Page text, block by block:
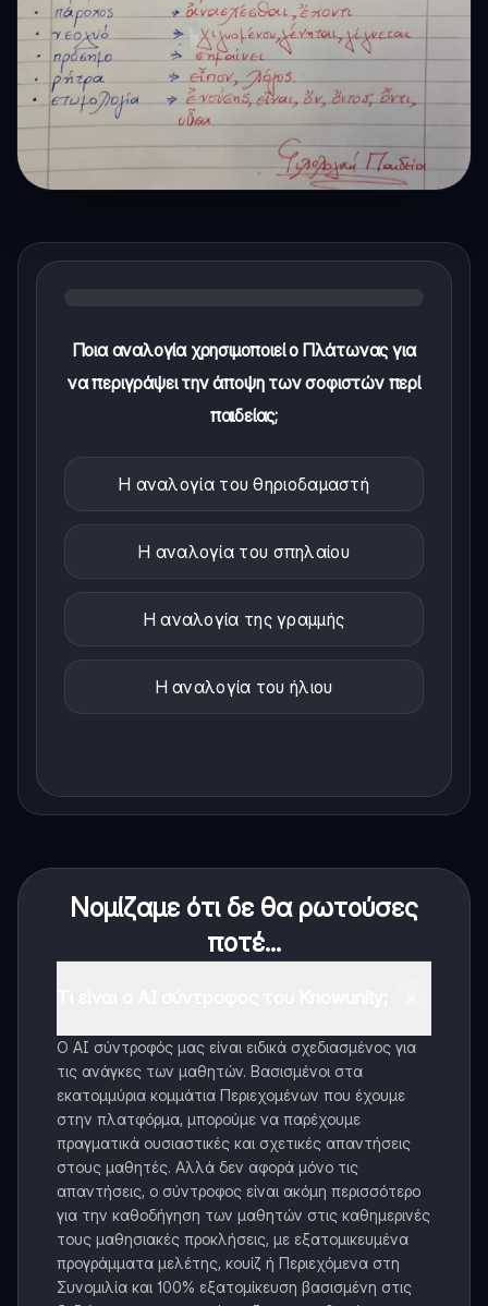
Ποια αναλογία χρησιμοποιεί ο Πλάτωνας για
να περιγράψει την άποψη των σοφιστών περί
παιδείας;
Η αναλογία του θηριοδαμαστή
Η αναλογία του σπηλαίου
Η αναλογία της γραμμής
Η αναλογία του ήλιου
Νομίζαμε ότι δε θα ρωτούσες
ποτέ...
Ο AI σύντροφός μας είναι ειδικά σχεδιασμένος για
τις ανάγκες των μαθητών. Βασισμένοι στα
εκατομμύρια κομμάτια Περιεχομένων που έχουμε
στην πλατφόρμα, μπορούμε να παρέχουμε
πραγματικά ουσιαστικές και σχετικές απαντήσεις
στους μαθητές. Αλλά δεν αφορά μόνο τις
απαντήσεις, ο σύντροφος είναι ακόμη περισσότερο
για την καθοδήγηση των μαθητών στις καθημερινές
τους μαθησιακές προκλήσεις, με εξατομικευμένα
προγράμματα μελέτης, κουίζ ή Περιεχόμενα στη
Συνομιλία και 100% εξατομίκευση βασισμένη στις